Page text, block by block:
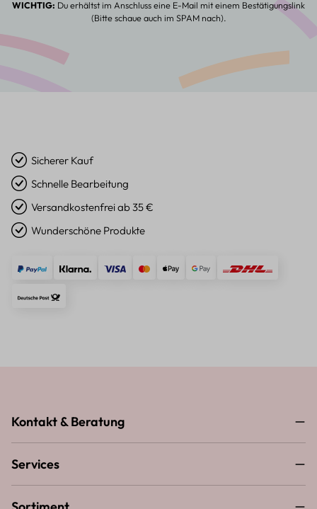
WICHTIG: Du erhältst im Anschluss eine E-Mail mit einem Bestätigungslink
(Bitte schaue auch im SPAM nach).
Sicherer Kauf
Schnelle Bearbeitung
Versandkostenfrei ab 35 €
Wunderschöne Produkte
Kontakt & Beratung
Services